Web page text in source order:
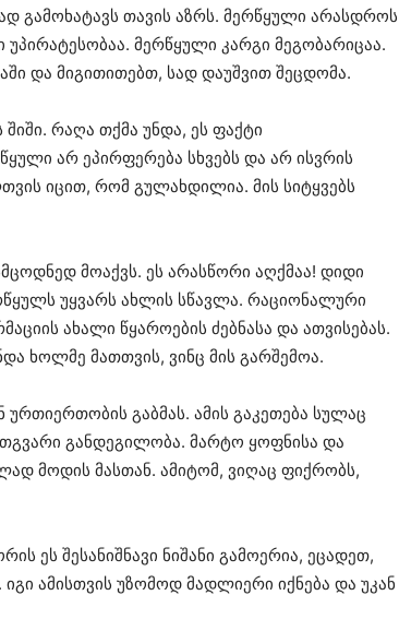
გამოხატავს თავის აზრს. მერწყული არასდროს
უპირატესობაა. მერწყული კარგი მეგობარიცაა.
და მიგითითებთ, სად დაუშვით შეცდომა.
რაღა თქმა უნდა, ეს ფაქტი
არ ეპირფერება სხვებს და არ ისვრის
იცით, რომ გულახდილია. მის სიტყვებს
მოაქვს. ეს არასწორი აღქმაა! დიდი
უყვარს ახლის სწავლა. რაციონალური
ახალი წყაროების ძებნასა და ათვისებას.
ხოლმე მათთვის, ვინც მის გარშემოა.
ურთიერთობის გაბმას. ამის გაკეთება სულაც
განდეგილობა. მარტო ყოფნისა და
მოდის მასთან. ამიტომ, ვიღაც ფიქრობს,
ეს შესანიშნავი ნიშანი გამოერია, ეცადეთ,
ამისთვის უზომოდ მადლიერი იქნება და უკან